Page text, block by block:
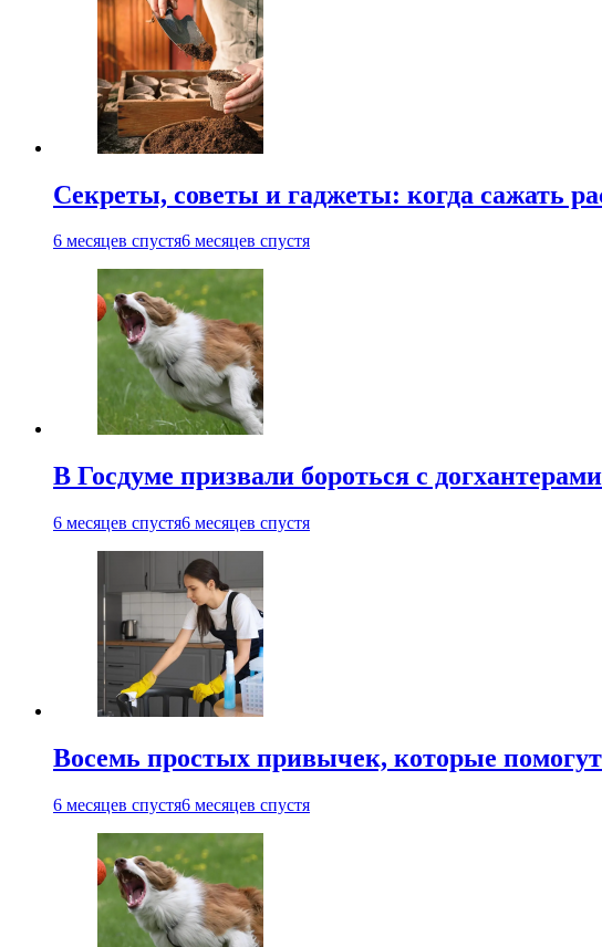
Секреты, советы и гаджеты: когда сажать
6 месяцев спустя6 месяцев спустя
В Госдуме призвали бороться с
6 месяцев спустя6 месяцев спустя
Восемь простых привычек, которые
6 месяцев спустя6 месяцев спустя